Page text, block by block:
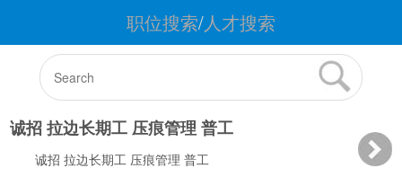
职位搜索/人才搜索
诚招 拉边长期工 压痕管理 普工
诚招 拉边长期工 压痕管理 普工